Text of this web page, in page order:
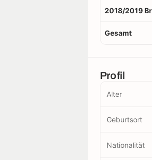
2018/2019
Gesamt
Profil
Alter
Geburtsort
Nationalität